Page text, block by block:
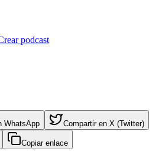
podcast
WhatsApp Compartir en X (Twitter)
Copiar enlace